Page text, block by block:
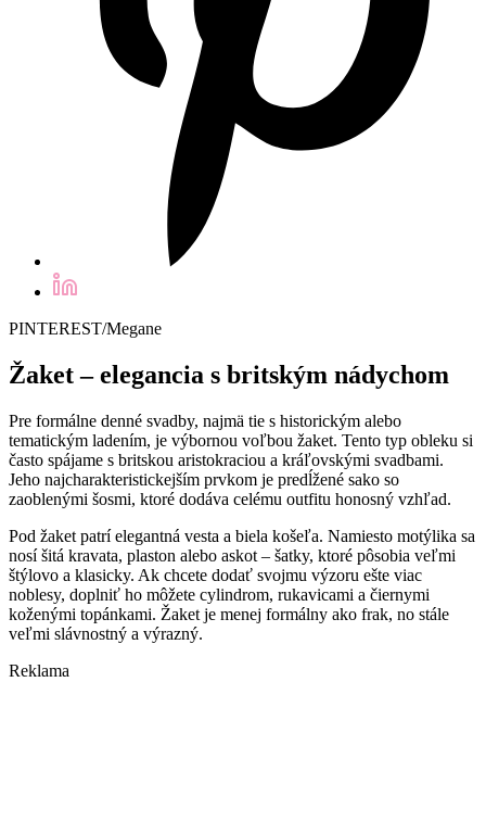
PINTEREST/Megane
Žaket – elegancia s britským nádychom
Pre formálne denné svadby, najmä tie s historickým alebo
tematickým ladením, je výbornou voľbou žaket. Tento typ obleku si
často spájame s britskou aristokraciou a kráľovskými svadbami.
Jeho najcharakteristickejším prvkom je predĺžené sako so
zaoblenými šosmi, ktoré dodáva celému outfitu honosný vzhľad.
Pod žaket patrí elegantná vesta a biela košeľa. Namiesto motýlika sa
nosí šitá kravata, plaston alebo askot – šatky, ktoré pôsobia veľmi
štýlovo a klasicky. Ak chcete dodať svojmu výzoru ešte viac
noblesy, doplniť ho môžete cylindrom, rukavicami a čiernymi
koženými topánkami. Žaket je menej formálny ako frak, no stále
veľmi slávnostný a výrazný.
Reklama